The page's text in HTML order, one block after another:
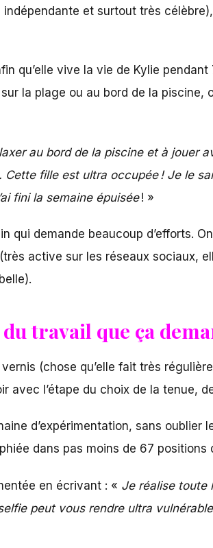
et surtout très
qu’elle vive la vie de Kylie
la plage ou au bord de la piscine,
au bord de la piscine et à jouer
Cette fille est ultra occu­pée ! Je le
fini la semaine épui­sée! »
qui demande beaucoup d’efforts.
active sur les réseaux sociaux,
travail que ça
(chose qu’elle fait très
avec l’étape du choix de la tenue,
d’expérimentation, sans oublier
dans pas moins de 67
en écrivant : « Je réalise toute
peut vous rendre ultra